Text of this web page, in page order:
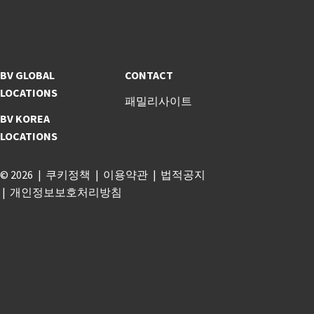
BV GLOBAL
LOCATIONS
BV KOREA
LOCATIONS
CONTACT
패밀리사이트
© 2026 쿠키정책 이용약관
법적공지
개인정보보호처리방침